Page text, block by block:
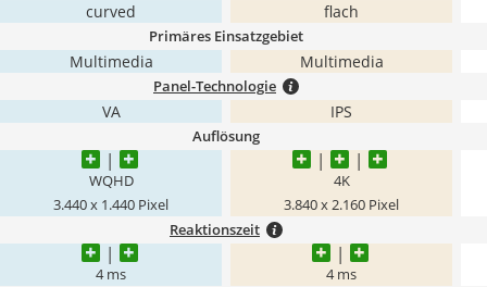
curved flach
Primäres Einsatzgebiet
Multimedia Multimedia
Panel-Technologie
VA IPS
Auflösung
WQHD
3.440 x 1.440 Pixel
4K
3.840 x 2.160 Pixel
Reaktionszeit
4 ms 4 ms